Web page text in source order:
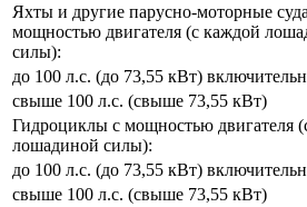
Яхты и другие парусно-моторные
мощностью двигателя (с каждой
силы):
до 100 л.с. (до 73,55 кВт)
свыше 100 л.с. (свыше 73,55 кВт)
Гидроциклы с мощностью двигателя
лошадиной силы):
до 100 л.с. (до 73,55 кВт)
свыше 100 л.с. (свыше 73,55 кВт)